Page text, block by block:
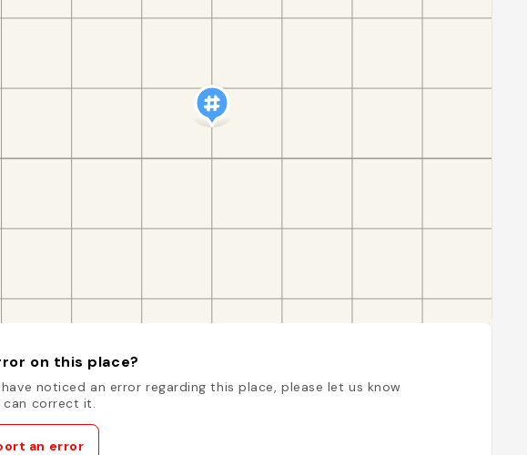
on this place?
noticed an error regarding this place, please let us know
can correct it.
an error